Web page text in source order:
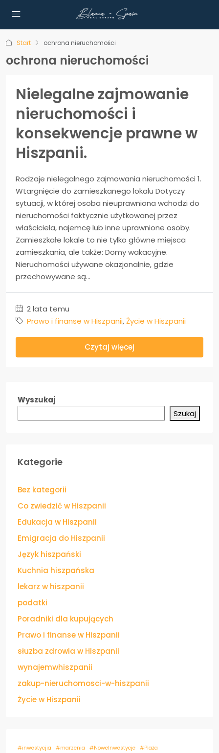
Start ochrona nieruchomości
ochrona nieruchomości
Nielegalne zajmowanie
nieruchomości i
konsekwencje prawne w
Hiszpanii.
Rodzaje nielegalnego zajmowania nieruchomości 1.
Wtargnięcie do zamieszkanego lokalu Dotyczy
sytuacji, w której osoba nieuprawniona wchodzi do
nieruchomości faktycznie użytkowanej przez
właściciela, najemcę lub inne uprawnione osoby.
Zamieszkałe lokale to nie tylko główne miejsca
zamieszkania, ale także: Domy wakacyjne.
Nieruchomości używane okazjonalnie, gdzie
przechowywane są...
2 lata temu
Prawo i finanse w Hiszpanii,Życie w Hiszpanii
Czytaj więcej
Wyszukaj
Szukaj
Kategorie
Bez kategorii
Co zwiedzić w Hiszpanii
Edukacja w Hiszpanii
Emigracja do Hiszpanii
Język hiszpański
Kuchnia hiszpańska
lekarz w hiszpanii
podatki
Poradniki dla kupujących
Prawo i finanse w Hiszpanii
słuzba zdrowia w Hiszpanii
wynajemwhiszpanii
zakup-nieruchomosci-w-hiszpanii
Życie w Hiszpanii
#inwestycjia #marzenia #NoweInwestycje #Plaża